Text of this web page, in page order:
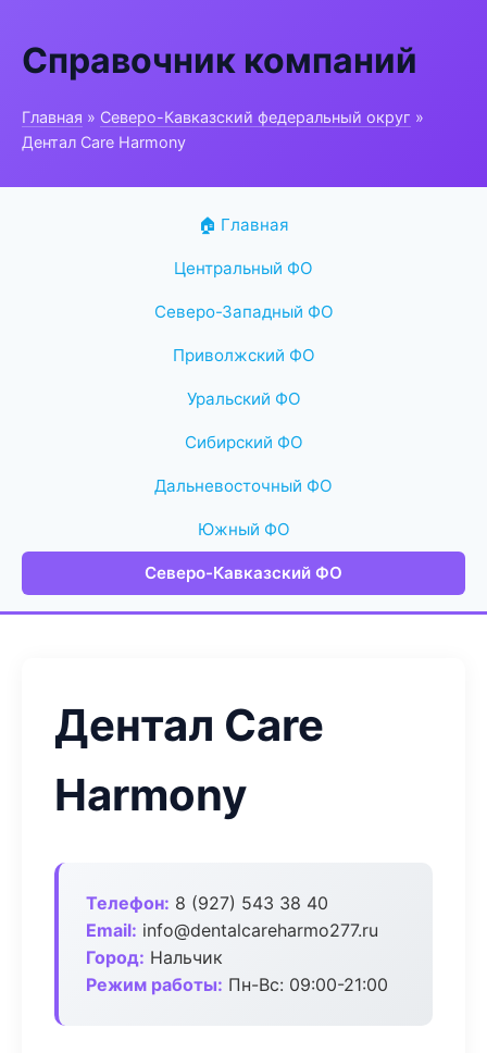
Справочник компаний
Главная » Северо-Кавказский федеральный округ »
Дентал Care Harmony
🏠 Главная
Центральный ФО
Северо-Западный ФО
Приволжский ФО
Уральский ФО
Сибирский ФО
Дальневосточный ФО
Южный ФО
Северо-Кавказский ФО
Дентал Care
Harmony
Телефон: 8 (927) 543 38 40
Email: info@dentalcareharmo277.ru
Город: Нальчик
Режим работы: Пн-Вс: 09:00-21:00